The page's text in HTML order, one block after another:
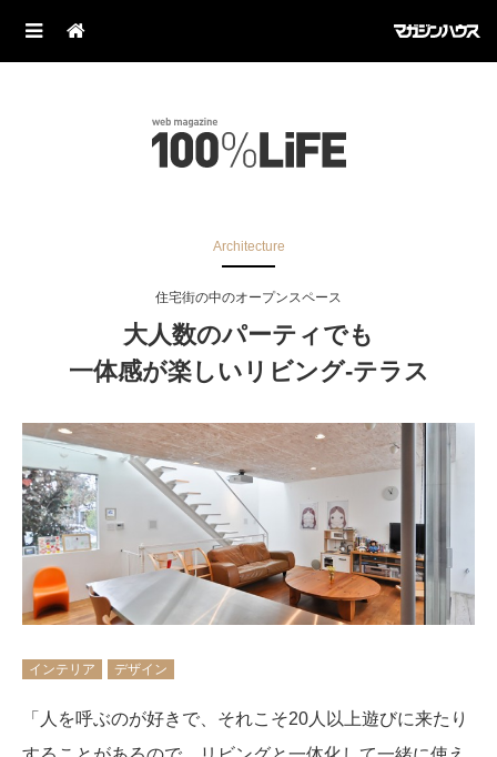
Architecture
住宅街の中のオープンスペース
大人数のパーティでも
一体感が楽しいリビング-テラス
インテリア デザイン
「人を呼ぶのが好きで、それこそ20人以上遊びに来たり